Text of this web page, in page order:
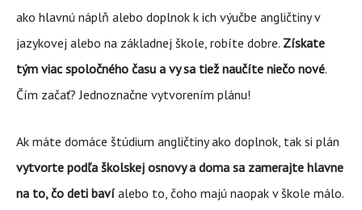
ako hlavnú náplň alebo doplnok k ich výučbe angličtiny v
jazykovej alebo na základnej škole, robíte dobre. Získate
tým viac spoločného času a vy sa tiež naučíte niečo nové.
Čím začať? Jednoznačne vytvorením plánu!
Ak máte domáce štúdium angličtiny ako doplnok, tak si plán
vytvorte podľa školskej osnovy a doma sa zamerajte hlavne
na to, čo deti baví alebo to, čoho majú naopak v škole málo.